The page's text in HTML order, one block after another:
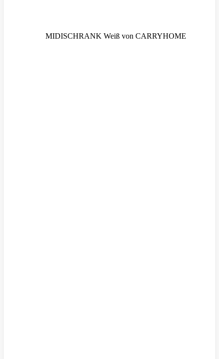
MIDISCHRANK Weiß von CARRYHOME